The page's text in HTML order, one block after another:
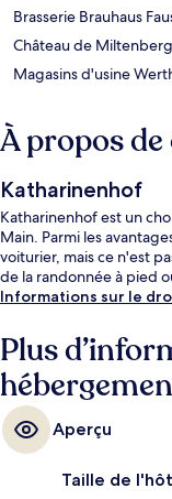
Brasserie Brauhaus
Château de Miltenberg
Magasins d'usine
À propos
Katharinenhof
Katharinenhof est un
Main. Parmi les
voiturier, mais ce n'est
de la randonnée à pied
Informations sur le
Plus
Aperçu
Taille de